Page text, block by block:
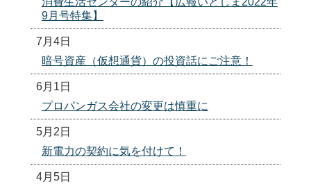
9月号特集】
7月4日
暗号資産（仮想通貨）の投資話にご注意！
6月1日
プロパンガス会社の変更は慎重に
5月2日
新電力の契約に気を付けて！
4月5日